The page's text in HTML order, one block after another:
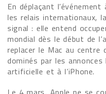
En déplaçant
les relais internationaux,
signal : elle entend
mondial dès le début de
replacer le Mac au centre
dominés par les annonces
artificielle et à l’iPhone.